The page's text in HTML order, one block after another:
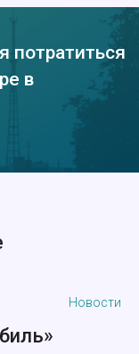
потратиться
в
Новости